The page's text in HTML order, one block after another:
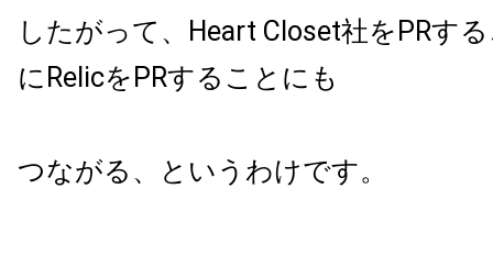
したがって、 Heart Closet社を PRす
に Relicを PRすることにも
つながる、というわけです。